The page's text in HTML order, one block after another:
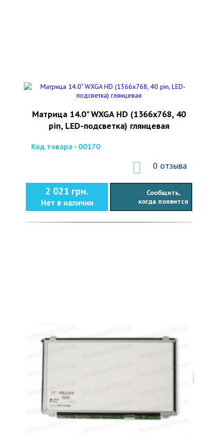
Матрица 14.0" WXGA HD (1366x768, 40
pin, LED-подсветка) глянцевая
Код товара - 00170
0 отзыва
2 021 грн.
Нет в наличии
Сообщить,
когда появится